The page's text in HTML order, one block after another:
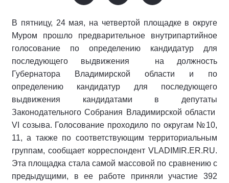
В пятницу, 24 мая, на четвертой площадке в округе
Муром прошло предварительное внутрипартийное
голосование по определению кандидатур для
последующего выдвижения на должность
Губернатора Владимирской области и по
определению кандидатур для последующего
выдвижения кандидатами в депутаты
Законодательного Собрания Владимирской области
VI созыва. Голосование проходило по округам №10,
11, а также по соответствующим территориальным
группам, сообщает корреспондент VLADIMIR.ER.RU.
Эта площадка стала самой массовой по сравнению с
предыдущими, в ее работе приняли участие 392